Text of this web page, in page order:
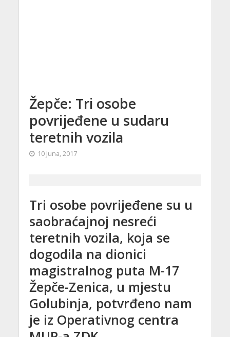
Žepče: Tri osobe
povrijeđene u sudaru
teretnih vozila
10 Juna, 2017
Tri osobe povrijeđene su u
saobraćajnoj nesreći
teretnih vozila, koja se
dogodila na dionici
magistralnog puta M-17
Žepče-Zenica, u mjestu
Golubinja, potvrđeno nam
je iz Operativnog centra